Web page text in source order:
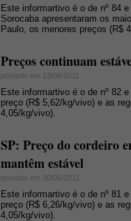
Este informartivo é o de nº 84
Sorocaba apresentaram os
Paulo, os menores preços (R$
Preços continuam
postado em 13/06/2011
Este informartivo é o de nº 82
preço (R$ 5,62/kg/vivo) e as
4,05/kg/vivo).
SP: Preço do cordeiro
mantêm estável
postado em 30/05/2011
Este informartivo é o de nº 81
preço (R$ 6,26/kg/vivo) e as
4,05/kg/vivo).